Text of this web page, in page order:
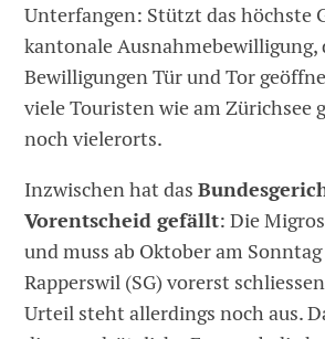
Unterfangen: Stützt das höchste
kantonale
Bewilligungen Tür und Tor
viele Touristen wie am Zürichsee
noch vielerorts.
Inzwischen hat das
Vorentscheid gefällt: Die
und muss ab Oktober am
Rapperswil (SG) vorerst
Urteil steht allerdings noch aus.